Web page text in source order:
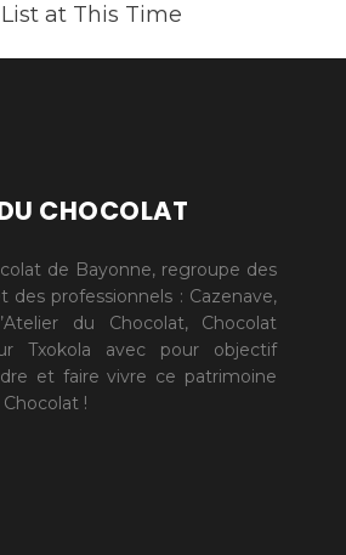
at This Time
CHOCOLAT
de Bayonne, regroupe des
des professionnels : Cazenave,
du Chocolat, Chocolat
Txokola avec pour objectif
et faire vivre ce patrimoine
!